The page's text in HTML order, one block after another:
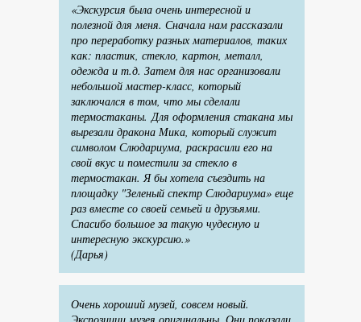
«Экскурсия была очень интересной и
полезной для меня. Сначала нам рассказали
про переработку разных материалов, таких
как: пластик, стекло, картон, металл,
одежда и т.д. Затем для нас организовали
небольшой мастер-класс, который
заключался в том, что мы сделали
термостаканы. Для оформления стакана мы
вырезали дракона Мика, который служит
символом Слюдариума, раскрасили его на
свой вкус и поместили за стекло в
термостакан. Я бы хотела съездить на
площадку "Зеленый спектр Слюдариума» еще
раз вместе со своей семьей и друзьями.
Спасибо большое за такую чудесную и
интересную экскурсию.»
(Дарья)
Очень хороший музей, совсем новый.